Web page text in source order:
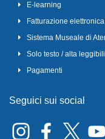
E-learning
Fatturazione elettronica
Sistema Museale di
Solo testo / alta
Pagamenti
Seguici sui social